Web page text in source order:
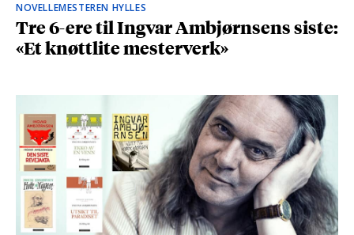
NOVELLEMESTEREN HYLLES
Tre 6-ere til Ingvar Ambjørnsens siste:
«Et knøttlite mesterverk»